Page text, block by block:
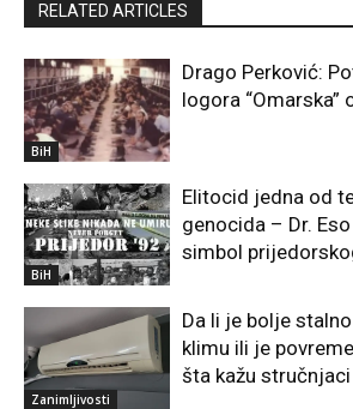
RELATED ARTICLES
BiH
Drago Perković:
logora “Omarska”
BiH
Elitocid jedna od
genocida – Dr.
simbol
Zanimljivosti
Da li je bolje
klimu ili je
šta kažu stručnjaci